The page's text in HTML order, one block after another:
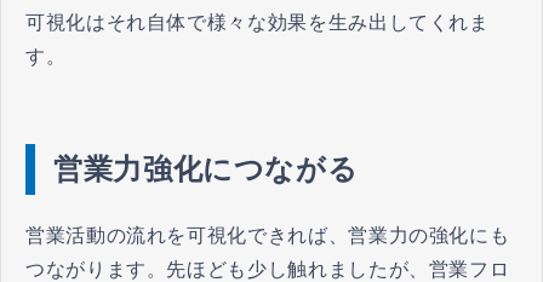
可視化はそれ自体で様々な効果を生み出してくれま
す。
営業力強化につながる
営業活動の流れを可視化できれば、営業力の強化にも
つながります。先ほども少し触れましたが、営業フロ